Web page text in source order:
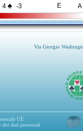
4 ♠ -3 E A
Via Giorgio
UE
dei dati personali